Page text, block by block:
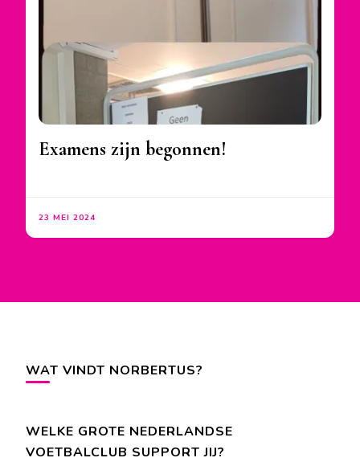
Examens zijn begonnen!
23 MEI 2024
WAT VINDT NORBERTUS?
WELKE GROTE NEDERLANDSE
VOETBALCLUB SUPPORT JIJ?